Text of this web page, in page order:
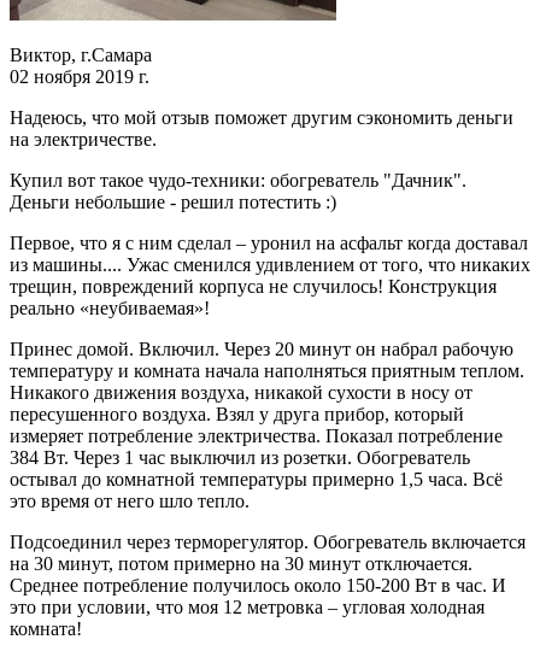
Виктор, г.Самара
02 ноября 2019 г.
Надеюсь, что мой отзыв поможет другим сэкономить деньги
на электричестве.
Купил вот такое чудо-техники: обогреватель "Дачник".
Деньги небольшие - решил потестить :)
Первое, что я с ним сделал – уронил на асфальт когда доставал
из машины.... Ужас сменился удивлением от того, что никаких
трещин, повреждений корпуса не случилось! Конструкция
реально «неубиваемая»!
Принес домой. Включил. Через 20 минут он набрал рабочую
температуру и комната начала наполняться приятным теплом.
Никакого движения воздуха, никакой сухости в носу от
пересушенного воздуха. Взял у друга прибор, который
измеряет потребление электричества. Показал потребление
384 Вт. Через 1 час выключил из розетки. Обогреватель
остывал до комнатной температуры примерно 1,5 часа. Всё
это время от него шло тепло.
Подсоединил через терморегулятор. Обогреватель включается
на 30 минут, потом примерно на 30 минут отключается.
Среднее потребление получилось около 150-200 Вт в час. И
это при условии, что моя 12 метровка – угловая холодная
комната!